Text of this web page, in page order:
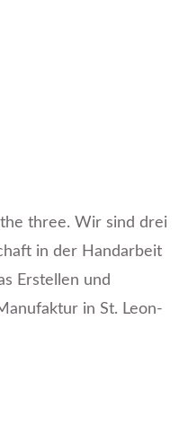
three. Wir sind drei
in der Handarbeit
Erstellen und
in St. Leon-